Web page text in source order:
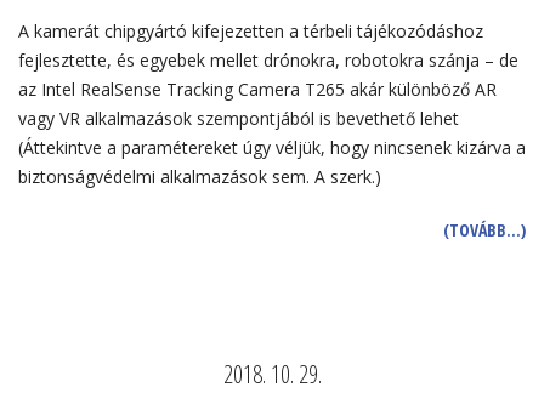
A kamerát chipgyártó kifejezetten a térbeli tájékozódáshoz
fejlesztette, és egyebek mellet drónokra, robotokra szánja – de
az Intel RealSense Tracking Camera T265 akár különböző AR
vagy VR alkalmazások szempontjából is bevethető lehet
(Áttekintve a paramétereket úgy véljük, hogy nincsenek kizárva a
biztonságvédelmi alkalmazások sem. A szerk.)
(TOVÁBB…)
2018. 10. 29.